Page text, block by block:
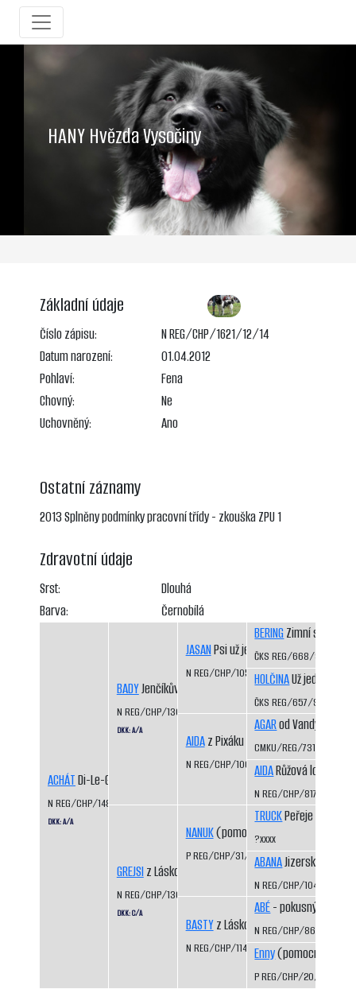
HANY Hvězda Vysočiny
Základní údaje
Číslo zápisu:
N REG/CHP/1621/12/14
Datum narození:
01.04.2012
Pohlaví:
Fena
Chovný:
Ne
Uchovněný:
Ano
Ostatní záznamy
2013 Splněny podmínky pracovní třídy - zkouška ZPU 1
Zdravotní údaje
Srst:
Dlouhá
Barva:
Černobílá
ACHÁTDi-Le-Grej
N REG/CHP/1483/08/10
DKK: A/A
BADYJenčíkův les
N REG/CHP/1308/03/06
DKK: A/A
GREJSIz Láskova
N REG/CHP/1360/04/06
DKK: C/A
JASANPsi už jedou
N REG/CHP/1050/98/99
AIDAz Pixáku
N REG/CHP/1066/98/99
NANUK(pomocný registr)
P REG/CHP/31/99/01
BASTYz Láskova
N REG/CHP/1141/99/01
BERINGZimní sen CS
ČKS REG/668/92/94
HOLČINAUž jedou CS
ČKS REG/657/92/93
AGARod Vandy z Hájů
CMKU/REG/731/93/95
AIDARůžová louka
N REG/CHP/817/94/96
TRUCKPeřeje CS
?xxxx
ABANA
N REG/CHP/1044/97/99
ABÉ- pokusný vrh
N REG/CHP/866/93/95
Enny(pomocný
P REG/CHP/20/95/97